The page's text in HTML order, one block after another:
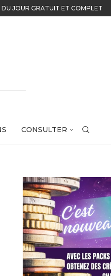
DU JOUR GRATUIT ET COMPLET
CONSULTER